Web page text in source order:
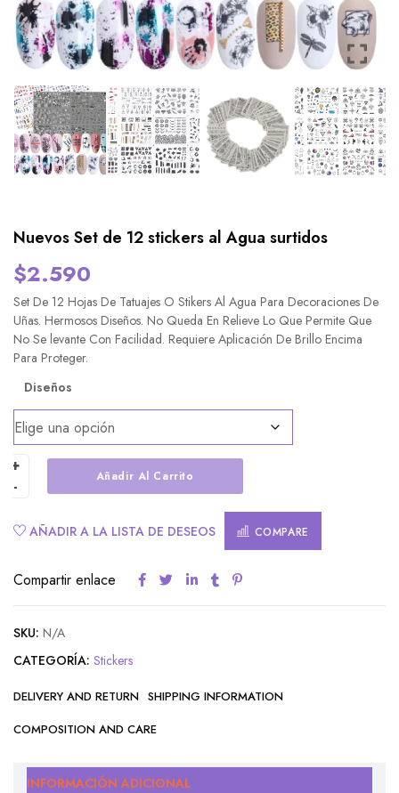
Nuevos Set de 12 stickers al Agua surtidos
$2.590
Set De 12 Hojas De Tatuajes O Stikers Al Agua Para Decoraciones De
Uñas. Hermosos Diseños. No Queda En Relieve Lo Que Permite Que
No Se levante Con Facilidad. Requiere Aplicación De Brillo Encima
Para Proteger.
Diseños
Añadir Al Carrito
AÑADIR A LA LISTA DE DESEOS COMPARE
Compartir enlace
SKU: N/A
CATEGORÍA: Stickers
DELIVERY AND RETURN SHIPPING INFORMATION
COMPOSITION AND CARE
INFORMACIÓN ADICIONAL